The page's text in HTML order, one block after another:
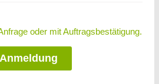
oder mit Auftragsbestätigung.